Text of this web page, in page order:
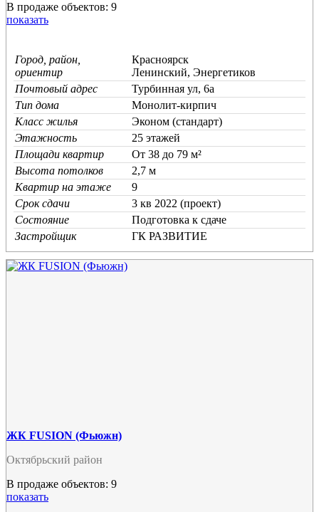
В продаже объектов: 9
показать
Город, район,
ориентир
Красноярск
Ленинский, Энергетиков
Почтовый адрес
Турбинная ул, 6а
Тип дома
Монолит-кирпич
Класс жилья
Эконом (стандарт)
Этажность
25 этажей
Площади квартир
От 38 до 79 м²
Высота потолков
2,7 м
Квартир на этаже
9
Срок сдачи
3 кв 2022 (проект)
Состояние
Подготовка к сдаче
Застройщик
ГК РАЗВИТИЕ
ЖК FUSION (Фьюжн)
Октябрьский район
В продаже объектов: 9
показать